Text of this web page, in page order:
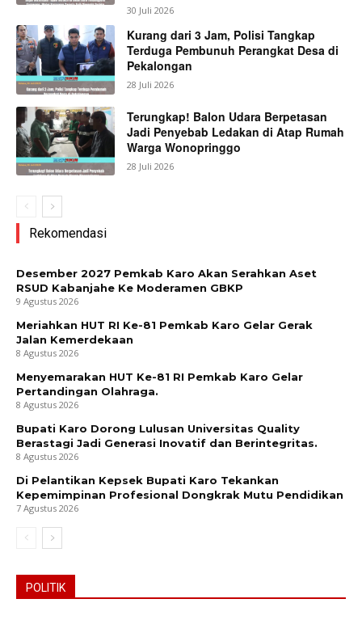
30 Juli 2026
Kurang dari 3 Jam, Polisi Tangkap
Terduga Pembunuh Perangkat Desa di
Pekalongan
28 Juli 2026
Terungkap! Balon Udara Berpetasan
Jadi Penyebab Ledakan di Atap Rumah
Warga Wonopringgo
28 Juli 2026
Rekomendasi
Desember 2027 Pemkab Karo Akan Serahkan Aset
RSUD Kabanjahe Ke Moderamen GBKP
9 Agustus 2026
Meriahkan HUT RI Ke-81 Pemkab Karo Gelar Gerak
Jalan Kemerdekaan
8 Agustus 2026
Menyemarakan HUT Ke-81 RI Pemkab Karo Gelar
Pertandingan Olahraga.
8 Agustus 2026
Bupati Karo Dorong Lulusan Universitas Quality
Berastagi Jadi Generasi Inovatif dan Berintegritas.
8 Agustus 2026
Di Pelantikan Kepsek Bupati Karo Tekankan
Kepemimpinan Profesional Dongkrak Mutu Pendidikan
7 Agustus 2026
POLITIK